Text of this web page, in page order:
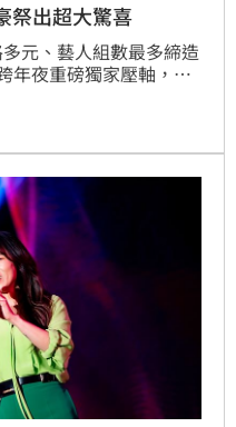
祭出超大驚喜
元、藝人組數最多締造
年夜重磅獨家壓軸，由
們肯定被他電暈。回憶
場跑，真的超可怕，壓
台中獨家演出，相信對